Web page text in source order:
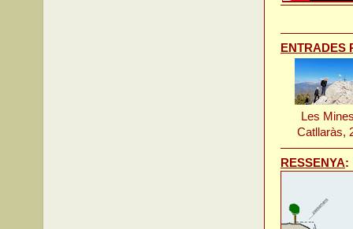
ENTRADES
Les
Catllaràs,
RESSENYA: